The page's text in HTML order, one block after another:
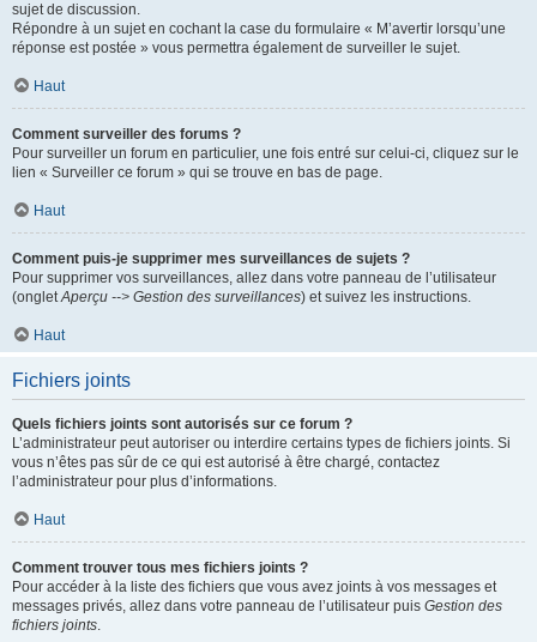
sujet de discussion.
Répondre à un sujet en cochant la case du formulaire « M’avertir lorsqu’une
réponse est postée » vous permettra également de surveiller le sujet.
Haut
Comment surveiller des forums ?
Pour surveiller un forum en particulier, une fois entré sur celui-ci, cliquez sur le
lien « Surveiller ce forum » qui se trouve en bas de page.
Haut
Comment puis-je supprimer mes surveillances de sujets ?
Pour supprimer vos surveillances, allez dans votre panneau de l’utilisateur
(ongletAperçu --> Gestion des surveillances) et suivez les instructions.
Haut
Fichiers joints
Quels fichiers joints sont autorisés sur ce forum ?
L’administrateur peut autoriser ou interdire certains types de fichiers joints. Si
vous n’êtes pas sûr de ce qui est autorisé à être chargé, contactez
l’administrateur pour plus d’informations.
Haut
Comment trouver tous mes fichiers joints ?
Pour accéder à la liste des fichiers que vous avez joints à vos messages et
messages privés, allez dans votre panneau de l’utilisateur puis Gestion des
fichiers joints.